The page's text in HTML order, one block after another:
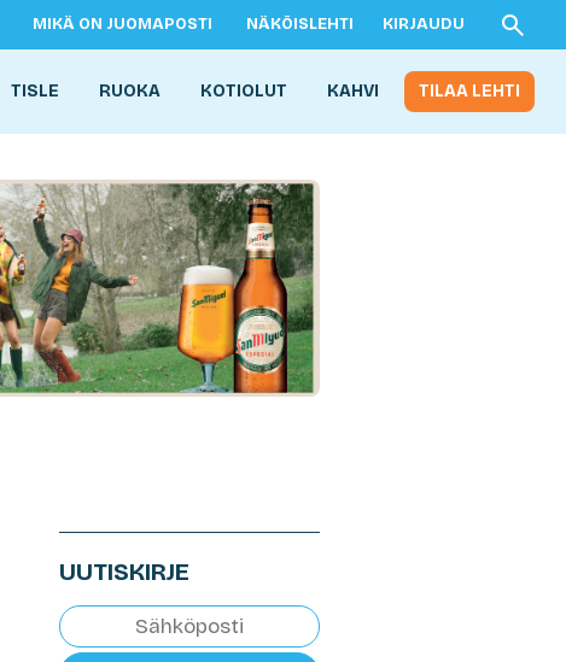
MIKÄ ON JUOMAPOSTI NÄKÖISLEHTI KIRJAUDU
TISLE RUOKA KOTIOLUT KAHVI TILAA LEHTI
UUTISKIRJE